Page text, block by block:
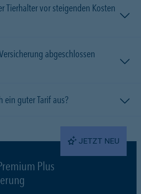
Tierhalter vor steigenden Kosten
abgeschlossen
ein guter Tarif aus?
JETZT NEU
Plus